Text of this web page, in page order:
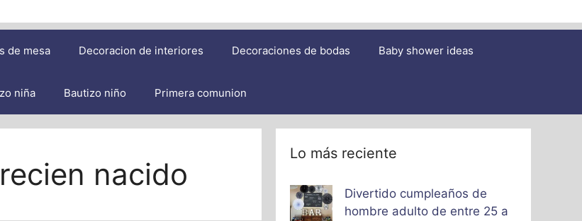
de mesa Decoracion de interiores Decoraciones de bodas Baby shower ideas
niña Bautizo niño Primera comunion
nacido
Lo más reciente
Divertido cumpleaños de
hombre adulto de entre 25 a